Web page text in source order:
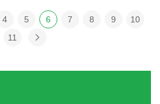
4 5 6 7 8 9
10
11